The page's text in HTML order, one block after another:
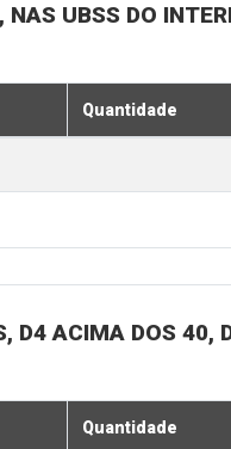
UBSS DO
Quantidade
D4 ACIMA DOS 40,
Quantidade